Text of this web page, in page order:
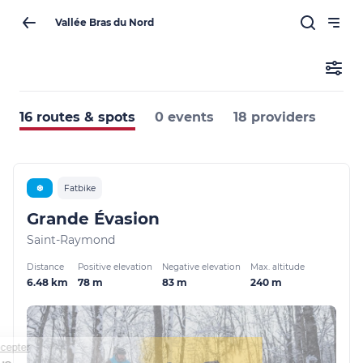
Vallée Bras du Nord
16 routes & spots 0 events 18 providers
❆ Fatbike
Grande Évasion
Saint-Raymond
Distance
6.48 km
Positive elevation
78 m
Negative elevation
83 m
Max. altitude
240 m
sans accepter